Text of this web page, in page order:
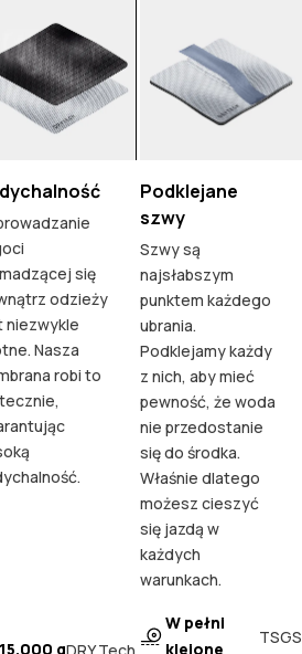
się
odzieży
niezwykle
Nasza
robi to
15.000 g
Podklejane
szwy
Szwy są
najsłabszym
punktem każdego
ubrania.
Podklejamy każdy
z nich, aby mieć
pewność, że woda
nie przedostanie
się do środka.
Właśnie dlatego
możesz cieszyć
się jazdą w
każdych
warunkach.
W pełni
klejone
TSGS